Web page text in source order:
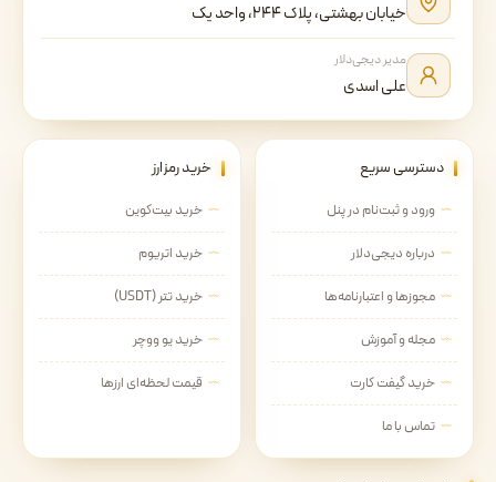
خیابان بهشتی، پلاک ۲۴۴، واحد یک
مدیر دیجی‌دلار
علی اسدی
دسترسی سریع
ورود و ثبت‌نام در پنل
درباره دیجی‌دلار
مجوزها و اعتبارنامه‌ها
مجله و آموزش
خرید گیفت کارت
تماس با ما
خرید رمزارز
خرید بیت‌کوین
خرید اتریوم
خرید تتر (USDT)
خرید یو ووچر
قیمت لحظه‌ای ارزها